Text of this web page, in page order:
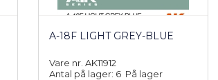
A-18F LIGHT GREY-BLUE
Vare nr. AK11912
Antal på lager: 6 På lager